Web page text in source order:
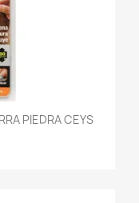
PIEDRA CEYS